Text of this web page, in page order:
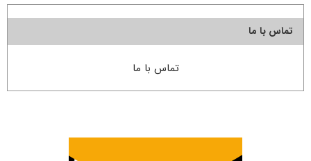
تماس با ما
تماس با ما